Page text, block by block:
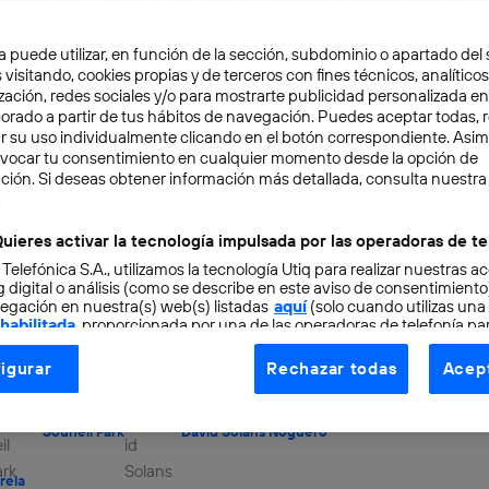
10 min
para un mundo
para reducir
Souneil Park David Solans Noguero
puede utilizar, en función de la sección, subdominio o apartado del
visitando, cookies propias y de terceros con fines técnicos,
redes sociales y/o para mostrarte publicidad personalizada
a partir de tus hábitos de navegación. Puedes aceptar todas,
su uso individualmente clicando en el botón correspondiente.
tu consentimiento en cualquier momento desde la opción de
Si deseas obtener información más detallada, consulta nuestra
activar la tecnología impulsada por las operadoras de
S.A., utilizamos la tecnología Utiq para realizar nuestras
digital o análisis (como se describe en este aviso de
en nuestra(s) web(s) listadas aquí(solo cuando utilizas una
, proporcionada por una de las operadoras de telefonía
consentimiento en cada página web).
Utiq está diseñada con la privacidad como prioridad
tu dirección IP y otra información de la cuenta de cliente de
a la conexión que utilizas (p. ej., número de teléfono móvil).
Rechazar todas